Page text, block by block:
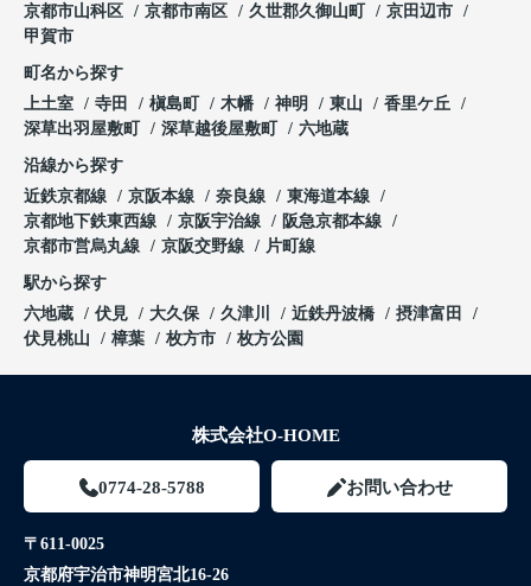
京都市山科区
京都市南区 久世郡久御山町
京田辺市
甲賀市
町名から探す
上土室
寺田 槇島町 木幡 神明 東山
香里ケ丘
深草出羽屋敷町
深草越後屋敷町 六地蔵
沿線から探す
近鉄京都線
京阪本線 奈良線
東海道本線
京都地下鉄東西線
京阪宇治線
阪急京都本線
京都市営烏丸線
京阪交野線 片町線
駅から探す
六地蔵
伏見 大久保 久津川 近鉄丹波橋
摂津富田
伏見桃山
樟葉 枚方市 枚方公園
株式会社O-HOME
0774-28-5788 お問い合わせ
〒611-0025
京都府宇治市神明宮北16-26